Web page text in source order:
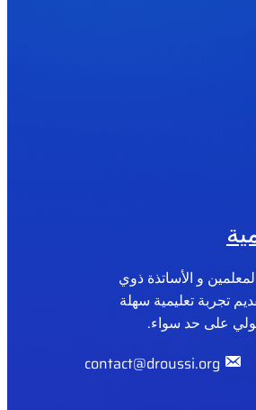
و الأساتذة ذوي
تجربة تعليمية سهلة
على حد سواء.